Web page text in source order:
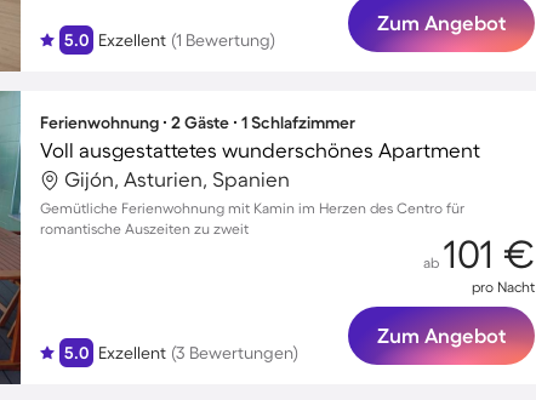
5.0 Exzellent (1 Bewertung)
Zum Angebot
Ferienwohnung ∙ 2 Gäste ∙ 1 Schlafzimmer
Voll ausgestattetes wunderschönes Apartment
Gijón, Asturien, Spanien
Gemütliche Ferienwohnung mit Kamin im Herzen des Centro für
romantische Auszeiten zu zweit
5.0 Exzellent (3 Bewertungen)
ab 101 €
pro Nacht
Zum Angebot